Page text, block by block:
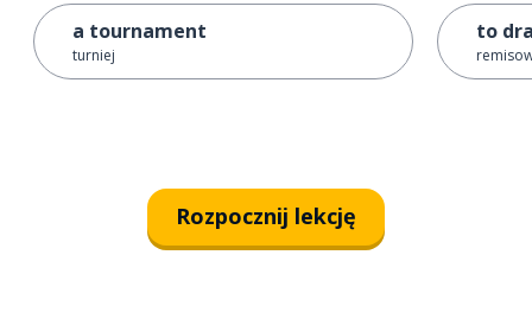
a tournament
turniej
to
Rozpocznij lekcję